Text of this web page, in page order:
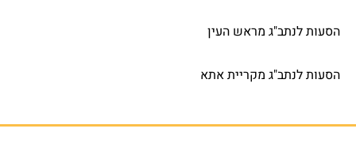
הסעות לנתב"ג מראש העין
הסעות לנתב"ג מקריית אתא